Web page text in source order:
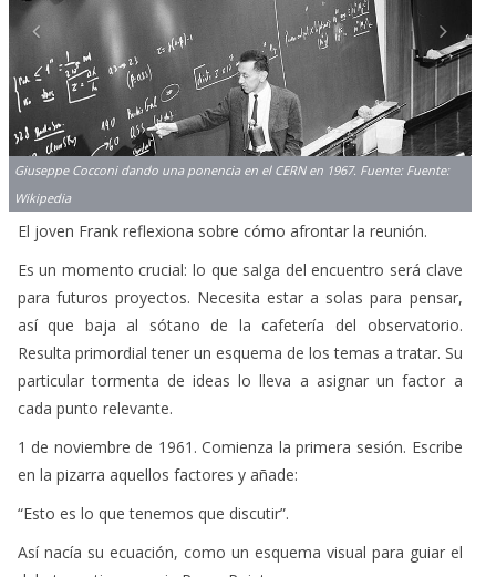
Giuseppe Cocconi dando una ponencia en el CERN en 1967. Fuente: Fuente:
Wikipedia
El joven Frank reflexiona sobre cómo afrontar la reunión.
Es un momento crucial: lo que salga del encuentro será clave
para futuros proyectos. Necesita estar a solas para pensar,
así que baja al sótano de la cafetería del observatorio.
Resulta primordial tener un esquema de los temas a tratar. Su
particular tormenta de ideas lo lleva a asignar un factor a
cada punto relevante.
1 de noviembre de 1961. Comienza la primera sesión. Escribe
en la pizarra aquellos factores y añade:
“Esto es lo que tenemos que discutir”.
Así nacía su ecuación, como un esquema visual para guiar el